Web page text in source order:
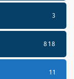
3
818
11